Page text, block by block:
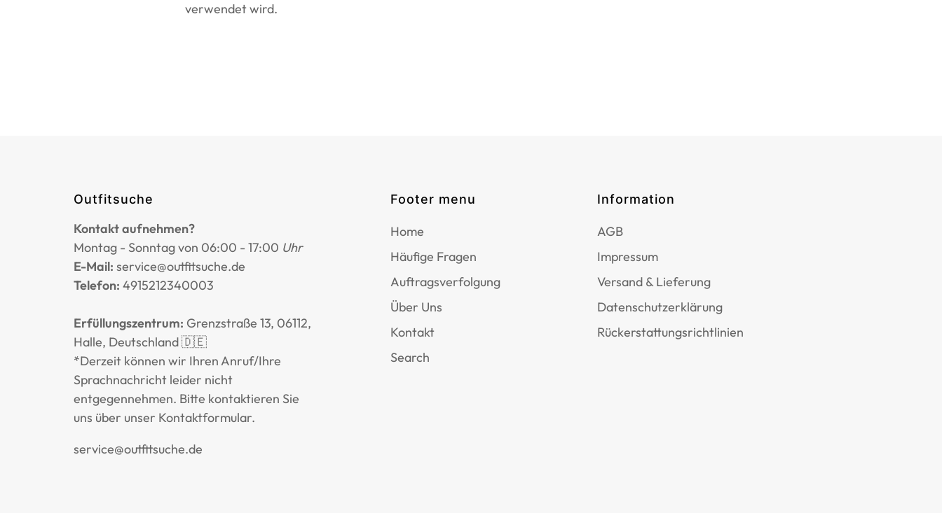
verwendet wird.
Outfitsuche
Kontakt aufnehmen?
Montag - Sonntag von 06:00 - 17:00 Uhr
E-Mail: service@outfitsuche.de
Telefon: 4915212340003
Erfüllungszentrum: Grenzstraße 13, 06112,
Halle, Deutschland 🇩🇪
*Derzeit können wir Ihren Anruf/Ihre
Sprachnachricht leider nicht
entgegennehmen. Bitte kontaktieren Sie
uns über unser Kontaktformular.
service@outfitsuche.de
Footer menu
Home
Häufige Fragen
Auftragsverfolgung
Über Uns
Kontakt
Search
Information
AGB
Impressum
Versand & Lieferung
Datenschutzerklärung
Rückerstattungsrichtlinien